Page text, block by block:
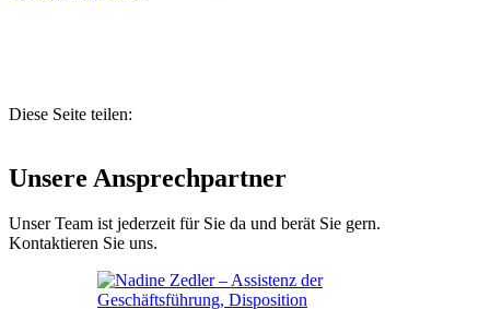
Diese Seite teilen:
Unsere Ansprechpartner
Unser Team ist jederzeit für Sie da und berät Sie gern.
Kontaktieren Sie uns.